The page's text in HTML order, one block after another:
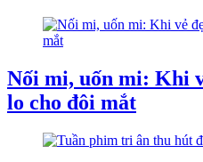
Nối mi, uốn mi: Khi
lo cho đôi mắt